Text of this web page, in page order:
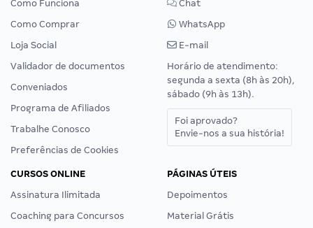
Como Funciona
Como Comprar
Loja Social
Validador de documentos
Conveniados
Programa de Afiliados
Trabalhe Conosco
Preferências de Cookies
Chat
WhatsApp
E-mail
Horário de atendimento:
segunda a sexta (8h às 20h),
sábado (9h às 13h).
Foi aprovado?
Envie-nos a sua história!
CURSOS ONLINE
Assinatura Ilimitada
Coaching para Concursos
PÁGINAS ÚTEIS
Depoimentos
Material Grátis